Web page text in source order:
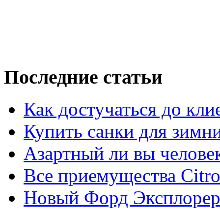
Последние статьи
Как достучаться до
Купить санки для
Азартный ли вы
Все приемущества
Новый Форд